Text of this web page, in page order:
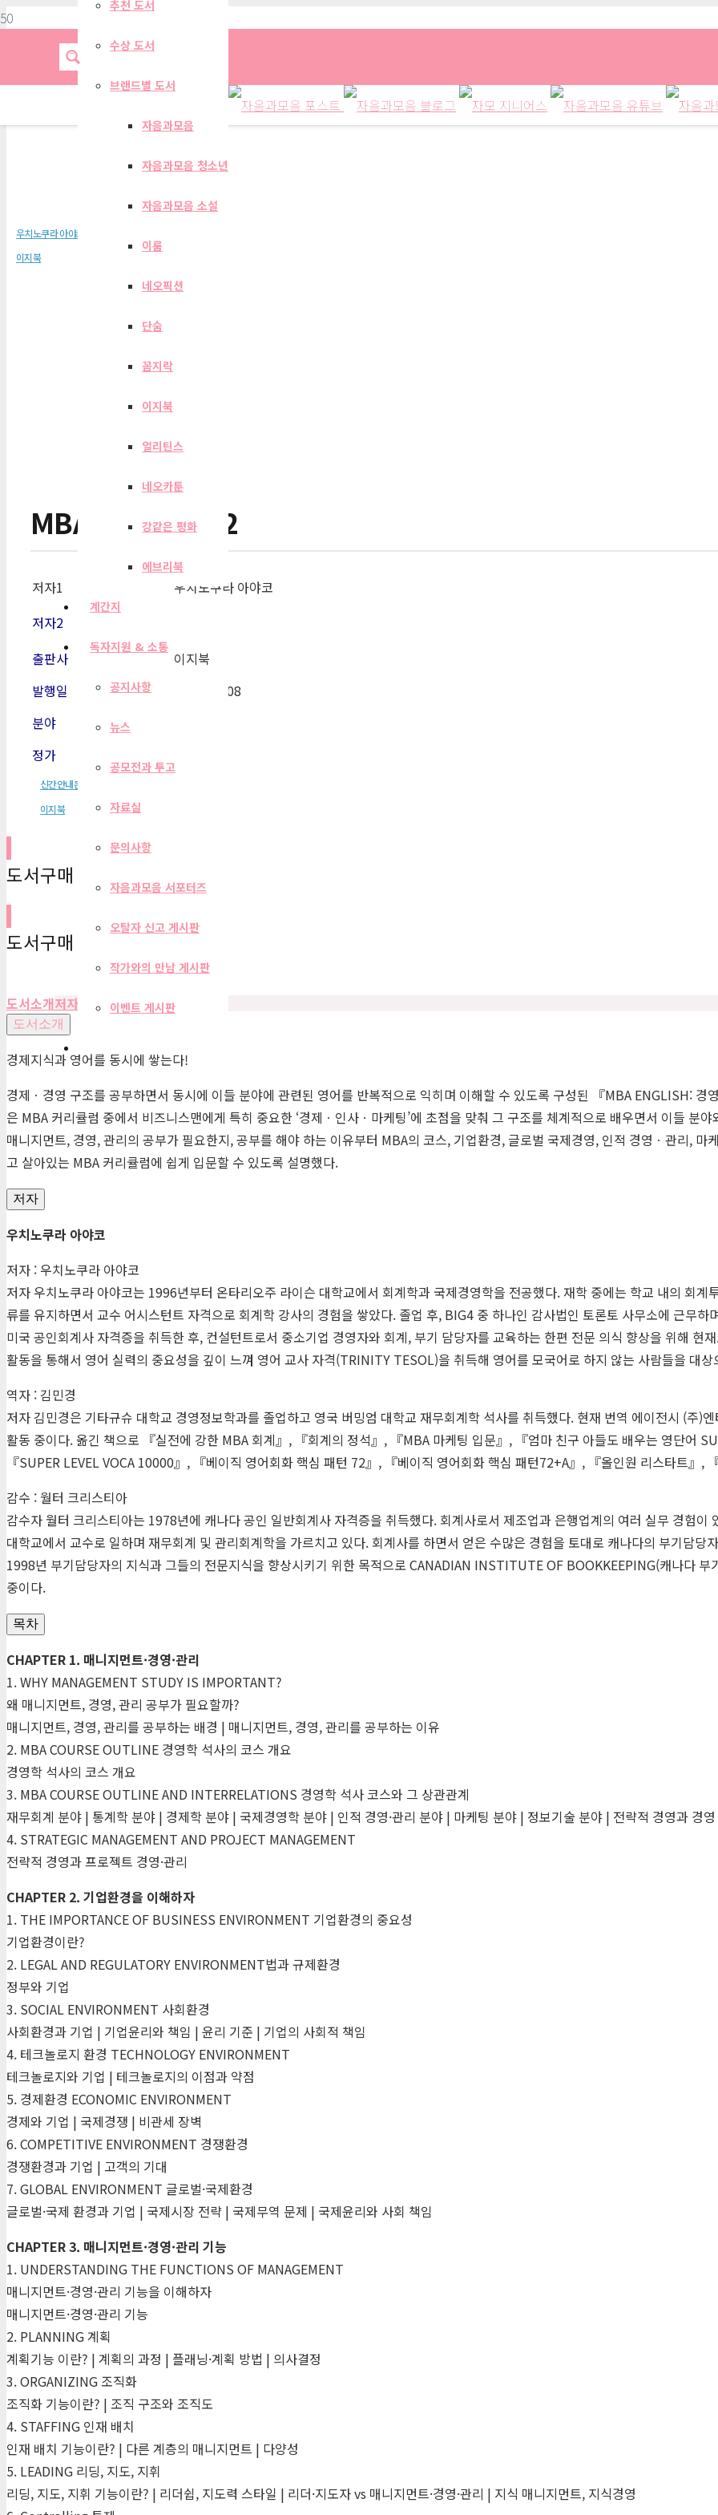
추천 도서
수상 도서
브랜드별 도서
자음과모음
자음과모음 청소년
자음과모음 소설
이룸
네오픽션
단숨
꼼지락
이지북
얼리틴스
네오카툰
강같은 평화
에브리북
계간지
독자지원 & 소통
공지사항
뉴스
공모전과 투고
자료실
문의사항
자음과모음 서포터즈
오탈자 신고 게시판
작가와의 만남 게시판
이벤트 게시판
MBA ENGLISH 2
우치노쿠라 아야코
이지북
MBA ENGLISH 2
저자1
우치노쿠라 아야코
저자2
출판사
이지북
발행일
2011-12-08
분야
정가
신간안내문
이지북
도서구매 사이트
도서구매 사이트
도서소개저자 목차 편집자 리뷰
도서소개
경제지식과 영어를 동시에 쌓는다!
경제ㆍ경영 구조를 공부하면서 동시에 이들 분야에 관련된 영어를 반복적으로 익히며 이해할 수 있도록 구성된 『MBA ENGLISH: 경
은 MBA 커리큘럼 중에서 비즈니스맨에게 특히 중요한 ‘경제ㆍ인사ㆍ마케팅’에 초점을 맞춰 그 구조를 체계적으로 배우면서 이들 분
매니지먼트, 경영, 관리의 공부가 필요한지, 공부를 해야 하는 이유부터 MBA의 코스, 기업환경, 글로벌 국제경영, 인적 경영ㆍ관리, 마
고 살아있는 MBA 커리큘럼에 쉽게 입문할 수 있도록 설명했다.
저자
우치노쿠라 아야코
저자 : 우치노쿠라 아야코
저자 우치노쿠라 아야코는 1996년부터 온타리오주 라이슨 대학교에서 회계학과 국제경영학을 전공했다. 재학 중에는 학교 내의 회계
류를 유지하면서 교수 어시스턴트 자격으로 회계학 강사의 경험을 쌓았다. 졸업 후, BIG4 중 하나인 감사법인 토론토 사무소에 근무
미국 공인회계사 자격증을 취득한 후, 컨설턴트로서 중소기업 경영자와 회계, 부기 담당자를 교육하는 한편 전문 의식 향상을 위해 현
활동을 통해서 영어 실력의 중요성을 깊이 느껴 영어 교사 자격(TRINITY TESOL)을 취득해 영어를 모국어로 하지 않는 사람들을 대
역자 : 김민경
저자 김민경은 기타규슈 대학교 경영정보학과를 졸업하고 영국 버밍엄 대학교 재무회계학 석사를 취득했다. 현재 번역 에이전시 (주)
활동 중이다. 옮긴 책으로 『실전에 강한 MBA 회계』, 『회계의 정석』, 『MBA 마케팅 입문』, 『엄마 친구 아들도 배우는 영단어
『SUPER LEVELVOCA 10000』, 『베이직 영어회화 핵심 패턴 72』, 『베이직 영어회화 핵심 패턴72+Α』, 『올인원 리스타트』,
감수 : 월터 크리스티아
감수자 월터 크리스티아는 1978년에 캐나다 공인 일반회계사 자격증을 취득했다. 회계사로서 제조업과 은행업계의 여러 실무 경험이
대학교에서 교수로 일하며 재무회계 및 관리회계학을 가르치고 있다. 회계사를 하면서 얻은 수많은 경험을 토대로 캐나다의 부기담당
1998년 부기담당자의 지식과 그들의 전문지식을 향상시키기 위한 목적으로 CANADIAN INSTITUTEOF BOOKKEEPING(캐나다 부
중이다.
목차
CHAPTER 1. 매니지먼트·경영·관리
1. WHY MANAGEMENT STUDY IS IMPORTANT?
왜 매니지먼트, 경영, 관리 공부가 필요할까?
매니지먼트, 경영, 관리를 공부하는 배경 | 매니지먼트, 경영, 관리를 공부하는 이유
2. MBA COURSE OUTLINE 경영학 석사의 코스 개요
경영학 석사의 코스 개요
3. MBA COURSE OUTLINE AND INTERRELATIONS 경영학 석사 코스와 그 상관관계
재무회계 분야 | 통계학 분야 | 경제학 분야 | 국제경영학 분야 | 인적 경영·관리 분야 | 마케팅 분야 | 정보기술 분야 | 전략적 경영과 경
4. STRATEGIC MANAGEMENT AND PROJECT MANAGEMENT
전략적 경영과 프로젝트 경영·관리
CHAPTER 2. 기업환경을 이해하자
1. THE IMPORTANCE OF BUSINESS ENVIRONMENT 기업환경의 중요성
기업환경이란?
2. LEGAL AND REGULATORY ENVIRONMENT법과 규제환경
정부와 기업
3. SOCIAL ENVIRONMENT 사회환경
사회환경과 기업 | 기업윤리와 책임 | 윤리 기준 | 기업의 사회적 책임
4. 테크놀로지 환경 TECHNOLOGY ENVIRONMENT
테크놀로지와 기업 | 테크놀로지의 이점과 약점
5. 경제환경 ECONOMIC ENVIRONMENT
경제와 기업 | 국제경쟁 | 비관세 장벽
6. COMPETITIVE ENVIRONMENT 경쟁환경
경쟁환경과 기업 | 고객의 기대
7. GLOBAL ENVIRONMENT 글로벌·국제환경
글로벌·국제 환경과 기업 | 국제시장 전략 | 국제무역 문제 | 국제윤리와 사회 책임
CHAPTER 3. 매니지먼트·경영·관리 기능
1. UNDERSTANDING THE FUNCTIONS OF MANAGEMENT
매니지먼트·경영·관리 기능을 이해하자
매니지먼트·경영·관리 기능
2. PLANNING 계획
계획기능 이란? | 계획의 과정 | 플래닝·계획 방법 | 의사결정
3. ORGANIZING 조직화
조직화 기능이란? | 조직 구조와 조직도
4. STAFFING 인재 배치
인재 배치 기능이란? | 다른 계층의 매니지먼트 | 다양성
5. LEADING 리딩, 지도, 지휘
리딩, 지도, 지휘 기능이란? | 리더쉽, 지도력 스타일 | 리더·지도자 vs 매니지먼트·경영·관리 | 지식 매니지먼트, 지식경영